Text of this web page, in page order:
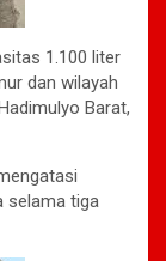
1.100 liter
dan wilayah
Barat,
selama tiga